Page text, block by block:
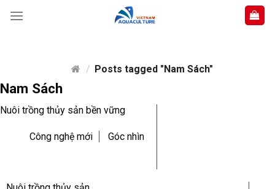
/ Posts tagged "Nam Sách"
Nam Sách
Nuôi trồng thủy sản bền vững
Công nghệ mới Góc nhìn